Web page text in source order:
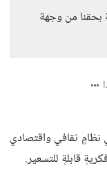
بحقنا من وجهة
ثقافي واقتصادي
قابلةٍ للتسعير.